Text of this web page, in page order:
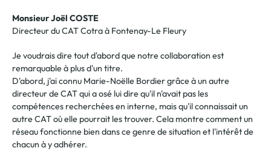
Monsieur Joël COSTE
Directeur du CAT Cotra à Fontenay-Le Fleury
Je voudrais dire tout d'abord que notre collaboration est
remarquable à plus d'un titre.
D'abord, j'ai connu Marie-Noëlle Bordier grâce à un autre
directeur de CAT qui a osé lui dire qu'il n'avait pas les
compétences recherchées en interne, mais qu'il connaissait un
autre CAT où elle pourrait les trouver. Cela montre comment un
réseau fonctionne bien dans ce genre de situation et l'intérêt de
chacun à y adhérer.